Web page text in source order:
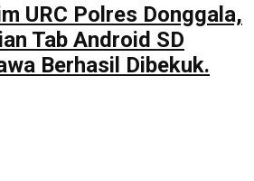
URC Polres Donggala,
Tab Android SD
Berhasil Dibekuk.